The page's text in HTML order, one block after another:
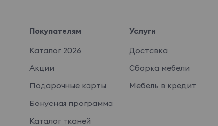
Покупателям
Каталог 2026
Акции
Подарочные карты
Бонусная программа
Каталог тканей
Услуги
Доставка
Сборка мебели
Мебель в кредит